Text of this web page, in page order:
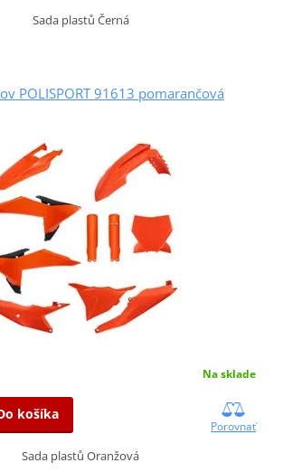
Sada plastů Černá
POLISPORT 91613 pomarančová
Na sklade
košíka
Porovnať
Sada plastů Oranžová